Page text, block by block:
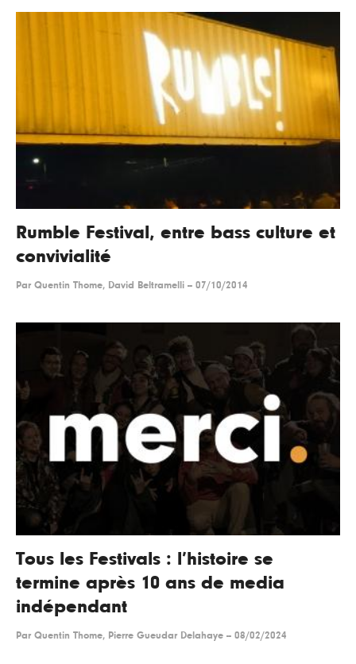
Rumble Festival, entre bass culture et
convivialité
Par Quentin Thome, David Beltramelli -- 07/10/2014
Tous les Festivals : l’histoire se
termine après 10 ans de media
indépendant
Par Quentin Thome, Pierre Gueudar Delahaye -- 08/02/2024